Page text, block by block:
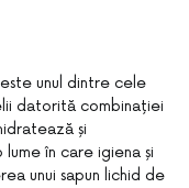
unul dintre cele
datorită combinației
și
în care igiena și
unui sapun lichid de